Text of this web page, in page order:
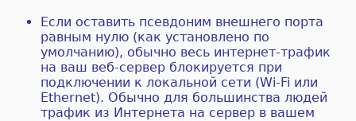
Если оставить псевдоним внешнего порта
равным нулю (как установлено по
умолчанию), обычно весь интернет-трафик
на ваш веб-сервер блокируется при
подключении к локальной сети (Wi-Fi или
Ethernet). Обычно для большинства людей
трафик из Интернета на сервер в вашем